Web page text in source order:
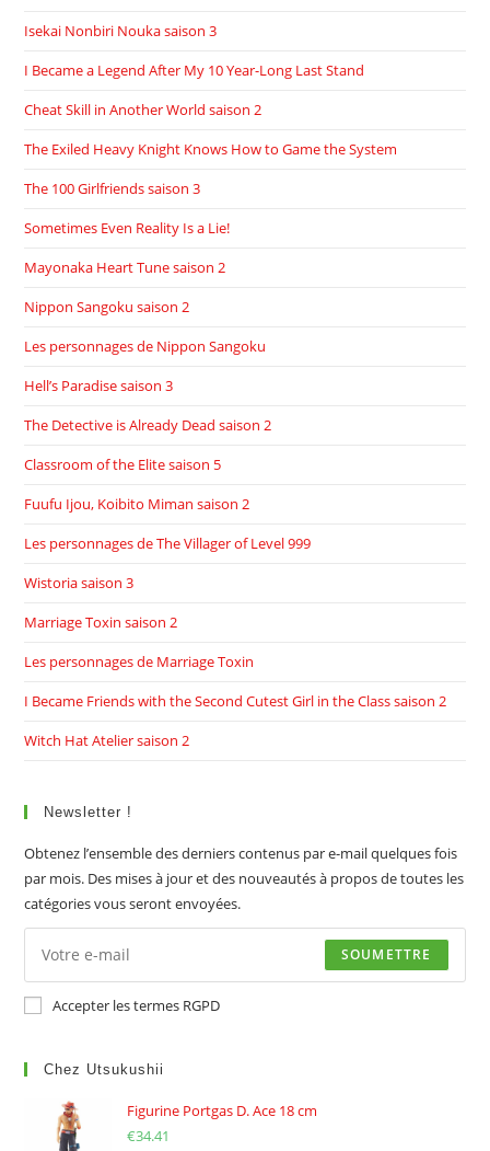
Isekai Nonbiri Nouka saison 3
I Became a Legend After My 10 Year-Long Last Stand
Cheat Skill in Another World saison 2
The Exiled Heavy Knight Knows How to Game the System
The 100 Girlfriends saison 3
Sometimes Even Reality Is a Lie!
Mayonaka Heart Tune saison 2
Nippon Sangoku saison 2
Les personnages de Nippon Sangoku
Hell’s Paradise saison 3
The Detective is Already Dead saison 2
Classroom of the Elite saison 5
Fuufu Ijou, Koibito Miman saison 2
Les personnages de The Villager of Level 999
Wistoria saison 3
Marriage Toxin saison 2
Les personnages de Marriage Toxin
I Became Friends with the Second Cutest Girl in the Class saison 2
Witch Hat Atelier saison 2
Newsletter !
Obtenez l’ensemble des derniers contenus par e-mail quelques fois
par mois. Des mises à jour et des nouveautés à propos de toutes les
catégories vous seront envoyées.
SOUMETTRE
Accepter les termes RGPD
Chez Utsukushii
Figurine Portgas D. Ace 18 cm
€34.41